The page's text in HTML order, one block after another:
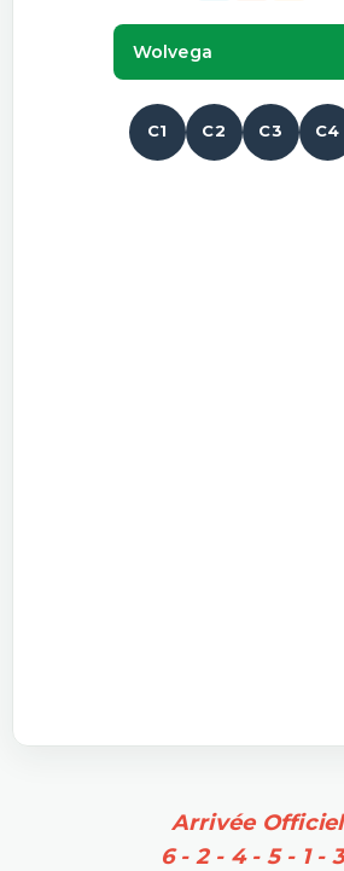
Wolvega
C1 C2 C3 C4
Arrivée
6 - 2 - 4 - 5 - 1 -